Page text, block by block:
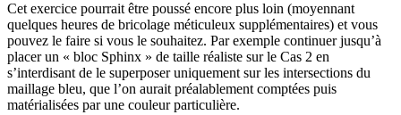
Cet exercice pourrait être poussé encore plus loin (moyennant
quelques heures de bricolage méticuleux supplémentaires) et vous
pouvez le faire si vous le souhaitez. Par exemple continuer jusqu’à
placer un « bloc Sphinx » de taille réaliste sur le Cas 2 en
s’interdisant de le superposer uniquement sur les intersections du
maillage bleu, que l’on aurait préalablement comptées puis
matérialisées par une couleur particulière.